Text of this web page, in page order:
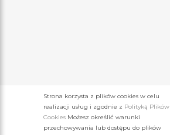
Strona korzysta z plików cookies w celu
realizacji usług i zgodnie z Polityką Plików
Cookies Możesz określić warunki
przechowywania lub dostępu do plików